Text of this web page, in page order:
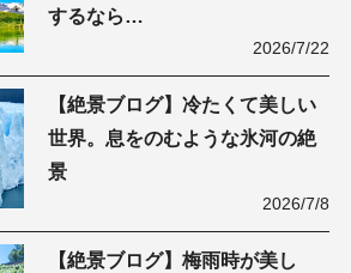
するなら…
2026/7/22
【絶景ブログ】冷たくて美しい
世界。息をのむような氷河の絶
景
2026/7/8
【絶景ブログ】梅雨時が美し